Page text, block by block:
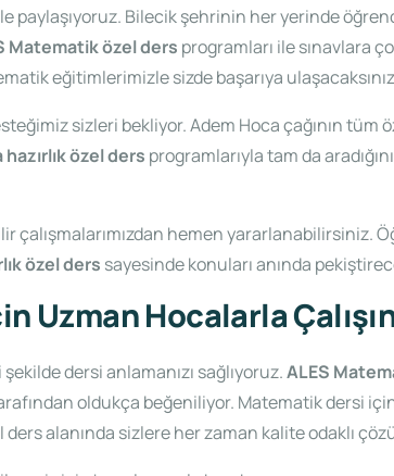
paylaşıyoruz. Bilecik şehrinin her yerinde
Matematik özel ders programları ile sınavlara
eğitimlerimizle sizde başarıya
sizleri bekliyor. Adem Hoca çağının tüm
özel ders programlarıyla tam da
çalışmalarımızdan hemen yararlanabilirsiniz.
özel ders sayesinde konuları anında
Uzman Hocalarla
dersi anlamanızı sağlıyoruz.ALES
oldukça beğeniliyor. Matematik dersi
alanında sizlere her zaman kalite odaklı